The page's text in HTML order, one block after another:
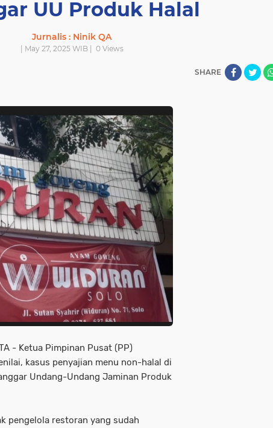
UU Produk Halal
Jurnalis : Ninik QA
| May 27, 2025 WIB | 0Views
SHARE
- Ketua Pimpinan Pusat (PP)
kasus penyajian menu non-halal di
Undang-Undang Jaminan Produk
pengelola restoran yang sudah